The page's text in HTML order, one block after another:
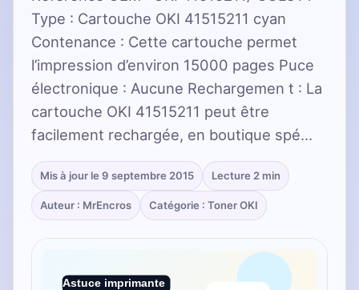
Type : Cartouche OKI 41515211 cyan
Contenance : Cette cartouche permet
l’impression d’environ 15000 pages Puce
électronique : Aucune Rechargemen t : La
cartouche OKI 41515211 peut être
facilement rechargée, en boutique spé…
Mis à jour le 9 septembre 2015 Lecture 2 min
Auteur : MrEncros Catégorie : Toner OKI